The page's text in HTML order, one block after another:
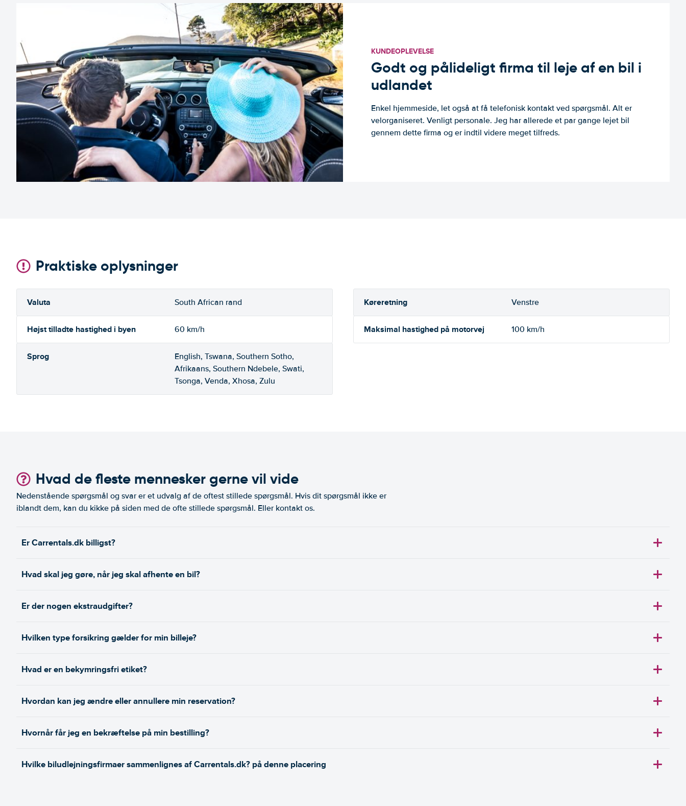
KUNDEOPLEVELSE
Godt og pålideligt firma til leje af en bil i
udlandet
Enkel hjemmeside, let også at få telefonisk kontakt ved spørgsmål. Alt er
velorganiseret. Venligt personale. Jeg har allerede et par gange lejet bil
gennem dette firma og er indtil videre meget tilfreds.
Praktiske oplysninger
Valuta South African rand Køreretning Venstre
Højst tilladte hastighed i byen 60 km/h Maksimal hastighed på motorvej 100 km/h
Sprog
English, Tswana, Southern Sotho,
Afrikaans, Southern Ndebele, Swati,
Tsonga, Venda, Xhosa, Zulu
Hvad de fleste mennesker gerne vil vide
Nedenstående spørgsmål og svar er et udvalg af de oftest stillede spørgsmål. Hvis dit spørgsmål ikke er
iblandt dem, kan du kikke på siden med de ofte stillede spørgsmål. Eller kontakt os.
Er Carrentals.dk billigst?
Hvad skal jeg gøre, når jeg skal afhente en bil?
Er der nogen ekstraudgifter?
Hvilken type forsikring gælder for min billeje?
Hvad er en bekymringsfri etiket?
Hvordan kan jeg ændre eller annullere min reservation?
Hvornår får jeg en bekræftelse på min bestilling?
Hvilke biludlejningsfirmaer sammenlignes af Carrentals.dk? på denne placering